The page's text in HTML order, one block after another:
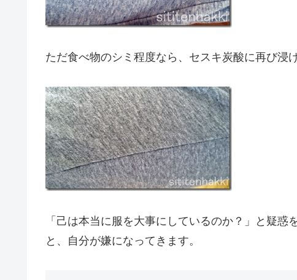
ただ食べ物のシミ程度なら、セスキ炭酸に再び浸
「己は本当に服を大事にしているのか？」と疑
と、自分が嫌になってきます。